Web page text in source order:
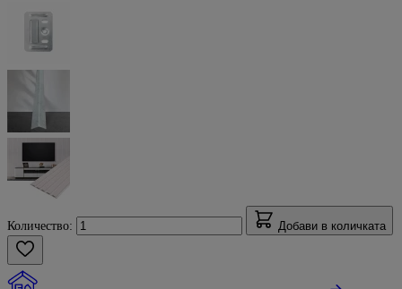
Количество: Добави в количката